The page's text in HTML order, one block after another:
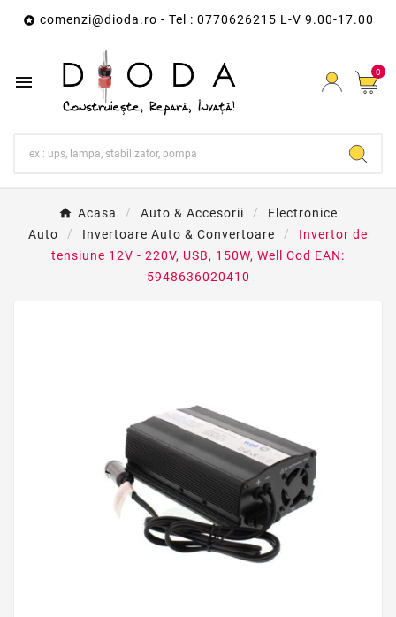
 comenzi@dioda.ro - Tel : 0770626215 L-V 9.00-17.00
 0
Acasa Auto & Accesorii
Electronice
Auto
Invertoare Auto & Convertoare
Invertor de
tensiune 12V - 220V, USB, 150W, Well Cod EAN:
5948636020410